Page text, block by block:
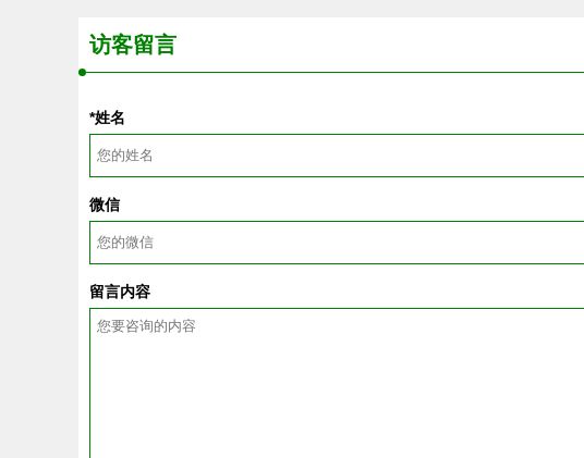
访客留言
*姓名
微信
留言内容